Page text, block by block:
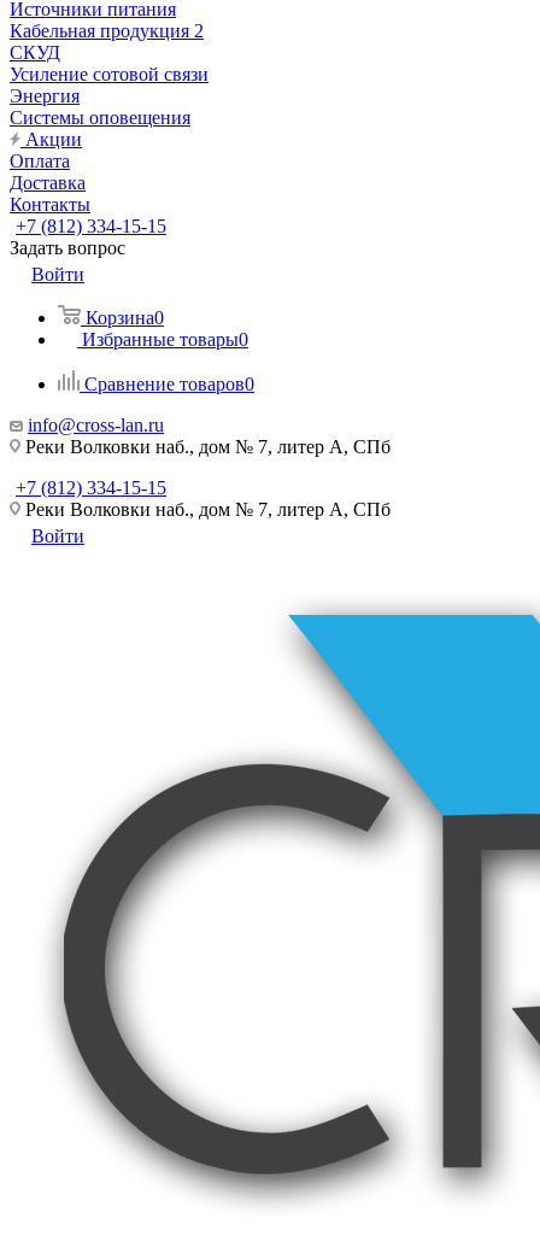
Источники питания
Кабельная продукция 2
СКУД
Усиление сотовой связи
Энергия
Системы оповещения
Акции
Оплата
Доставка
Контакты
+7 (812) 334-15-15
Задать вопрос
Войти
Корзина0
Избранные товары0
Сравнение товаров0
info@cross-lan.ru
Реки Волковки наб., дом № 7, литер А, СПб
+7 (812) 334-15-15
Реки Волковки наб., дом № 7, литер А, СПб
Войти